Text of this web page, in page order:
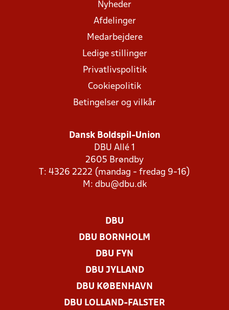
Nyheder
Afdelinger
Medarbejdere
Ledige stillinger
Privatlivspolitik
Cookiepolitik
Betingelser og vilkår
Dansk Boldspil-Union
DBU Allé 1
2605 Brøndby
T: 4326 2222 (mandag - fredag 9-16)
M: dbu@dbu.dk
DBU
DBU BORNHOLM
DBU FYN
DBU JYLLAND
DBU KØBENHAVN
DBU LOLLAND-FALSTER